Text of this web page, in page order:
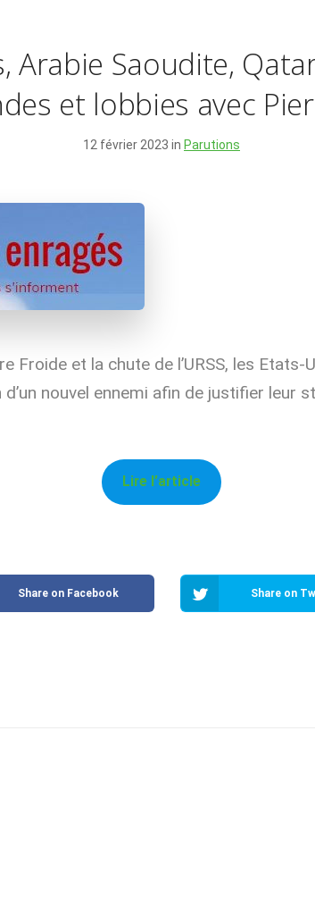
Arabie Saoudite,
et lobbies avec
12 février 2023 in Parutions
Froide et la chute de l’URSS, les Etats-
nouvel ennemi afin de justifier leur
Lire l’article
Share on Facebook Share on